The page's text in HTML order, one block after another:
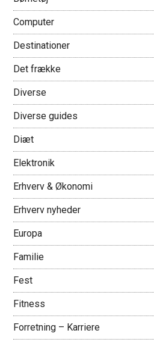
Computer
Destinationer
Det frække
Diverse
Diverse guides
Diæt
Elektronik
Erhverv & Økonomi
Erhverv nyheder
Europa
Familie
Fest
Fitness
Forretning – Karriere